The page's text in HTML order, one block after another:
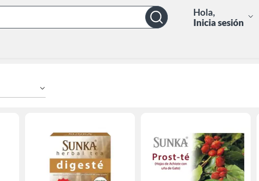
Bar
Hola,
Inicia sesión